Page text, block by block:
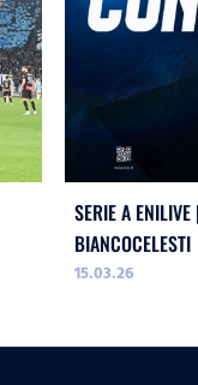
SERIE A
BIANCOCELESTI
15.03.26